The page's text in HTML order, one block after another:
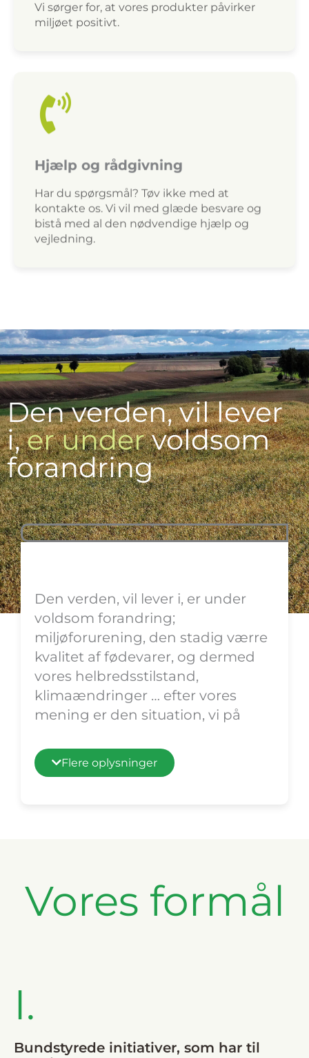
Vi sørger for, at vores produkter påvirker
miljøet positivt.
Hjælp og rådgivning
Har du spørgsmål? Tøv ikke med at
kontakte os. Vi vil med glæde besvare og
bistå med al den nødvendige hjælp og
vejledning.
Den verden, vil lever
i,er undervoldsom
forandring
Den verden, vil lever i, er under
voldsom forandring;
miljøforurening, den stadig værre
kvalitet af fødevarer, og dermed
vores helbredsstilstand,
klimaændringer … efter vores
mening er den situation, vi på
i, dramatisk og kræver, at vi straks
griber ind. Til gavn for kommende
og private institutioner og
virksomheder, men frem for alt af
Flere oplysninger
Vores formål
I.
Bundstyrede initiativer, som har til